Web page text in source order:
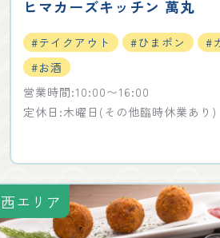
ヒマカーズキッチン 萬丸
#テイクアウト #ひまポン
#
#お酒
営業時間:10:00〜16:00
定休日:木曜日(その他臨時休業あり)
西エリア